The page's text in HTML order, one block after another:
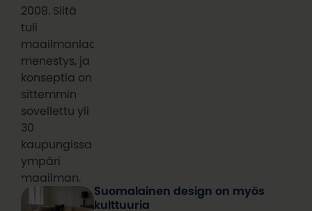
2008. Siitä
tuli
maailmanlaajuinen
menestys, ja
konseptia on
sittemmin
sovellettu yli
30
kaupungissa
ympäri
maailman.
Suomalainen design on myös
kulttuuria